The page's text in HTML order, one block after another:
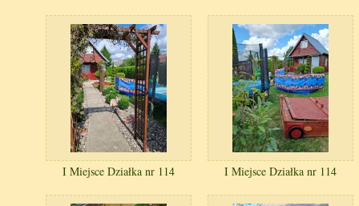
I Miejsce Działka nr 114 I Miejsce Działka nr 114